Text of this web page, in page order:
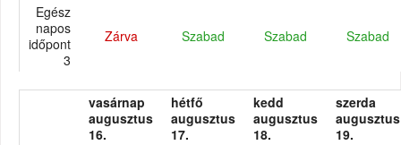
Egész
napos
időpont
3
Zárva Szabad Szabad Szabad
vasárnap
augusztus
16.
hétfő
augusztus
17.
kedd
augusztus
18.
szerda
augusztus
19.